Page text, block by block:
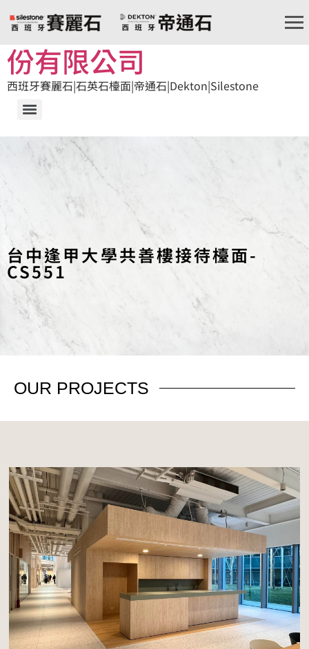
Coallmax 興立富實業股
份有限公司
西班牙賽麗石|石英石檯面|帝通石|Dekton|Silestone
台中逢甲大學共善樓接待檯面-
CS551
OUR PROJECTS